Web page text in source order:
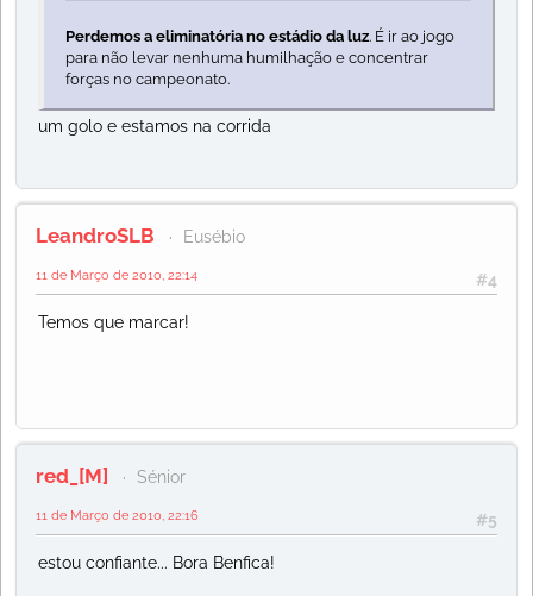
Perdemos a eliminatória no estádio da luz. É ir ao jogo
para não levar nenhuma humilhação e concentrar
forças no campeonato.
um golo e estamos na corrida
LeandroSLB Eusébio
#4
11 de Março de 2010, 22:14
Temos que marcar!
red_[M] Sénior
#5
11 de Março de 2010, 22:16
estou confiante... Bora Benfica!